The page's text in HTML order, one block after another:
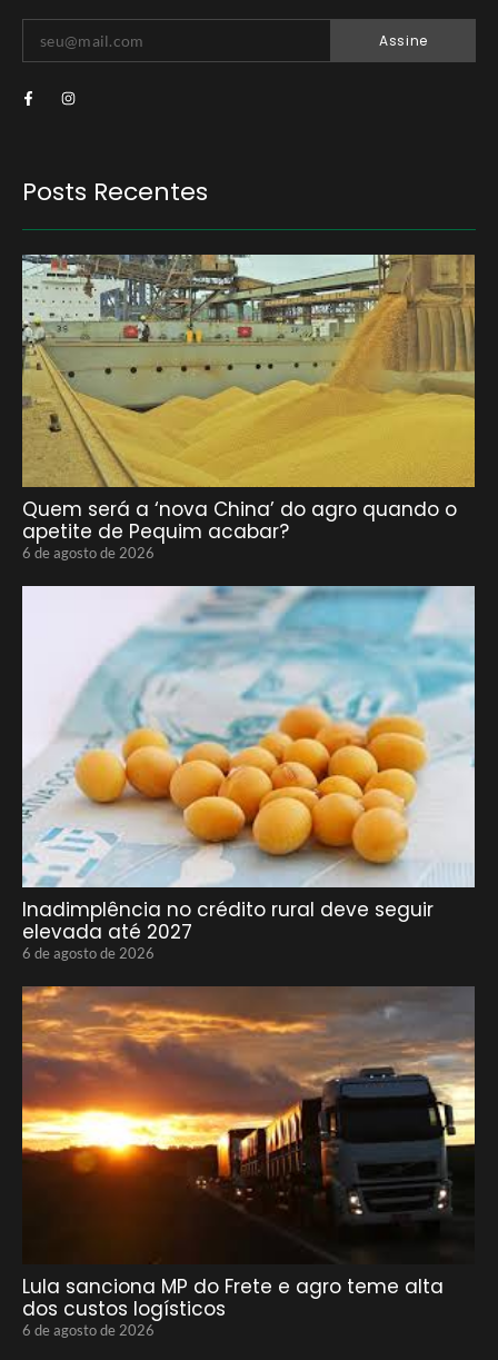
Assine
Posts Recentes
Quem será a ‘nova China’ do agro quando o
apetite de Pequim acabar?
6 de agosto de 2026
Inadimplência no crédito rural deve seguir
elevada até 2027
6 de agosto de 2026
Lula sanciona MP do Frete e agro teme alta
dos custos logísticos
6 de agosto de 2026